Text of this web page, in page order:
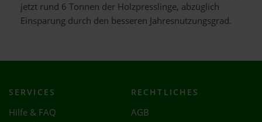
jetzt rund 6 Tonnen der Holzpresslinge, abzüglich
Einsparung durch den besseren Jahresnutzungsgrad.
SERVICES
Hilfe & FAQ
RECHTLICHES
AGB